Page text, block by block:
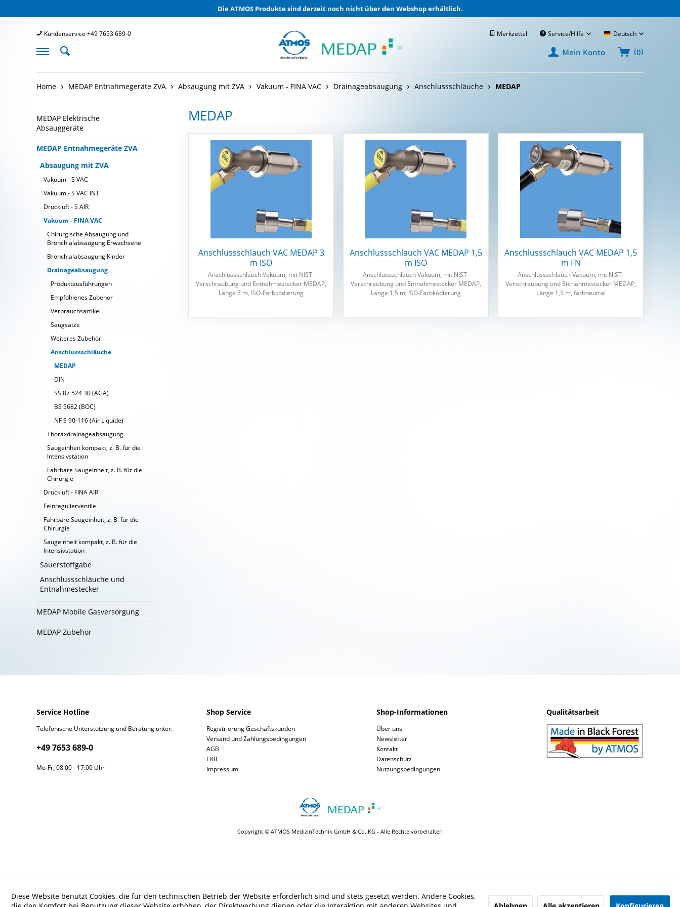
Die ATMOS Produkte sind derzeit noch nicht über den Webshop erhältlich.
Kundenservice +49 7653 689-0 Merkzettel Service/Hilfe Deutsch
Mein Konto (0)
Home MEDAP Entnahmegeräte ZVA Absaugung mit ZVA Vakuum - FINA VAC Drainageabsaugung Anschlussschläuche MEDAP
MEDAP Elektrische
Absauggeräte
MEDAP Entnahmegeräte ZVA
Absaugung mit ZVA
Vakuum - S VAC
Vakuum - S VAC INT
Druckluft - S AIR
Vakuum - FINA VAC
Chirurgische Absaugung und
Bronchialabsaugung Erwachsene
Bronchialabsaugung Kinder
Drainageabsaugung
Produktausführungen
Empfohlenes Zubehör
Verbrauchsartikel
Saugsätze
Weiteres Zubehör
Anschlussschläuche
MEDAP
DIN
SS 87 524 30 (AGA)
BS 5682 (BOC)
NF S 90-116 (Air Liquide)
Thoraxdrainageabsaugung
Saugeinheit kompakt, z. B. für die
Intensivstation
Fahrbare Saugeinheit, z. B. für die
Chirurgie
Druckluft - FINA AIR
Feinregulierventile
Fahrbare Saugeinheit, z. B. für die
Chirurgie
Saugeinheit kompakt, z. B. für die
Intensivstation
Sauerstoffgabe
Anschlussschläuche und
Entnahmestecker
MEDAP Mobile Gasversorgung
MEDAP Zubehör
MEDAP
Anschlussschlauch VAC MEDAP 3
m ISO
Anschlussschlauch Vakuum, mit NIST-
Verschraubung und Entnahmestecker MEDAP,
Länge 3 m, ISO-Farbkodierung
Anschlussschlauch VAC MEDAP 1,5
m ISO
Anschlussschlauch Vakuum, mit NIST-
Verschraubung und Entnahmestecker MEDAP,
Länge 1,5 m, ISO-Farbkodierung
Anschlussschlauch VAC MEDAP 1,5
m FN
Anschlussschlauch Vakuum, mit NIST-
Verschraubung und Entnahmestecker MEDAP,
Länge 1,5 m, farbneutral
Service Hotline
Telefonische Unterstützung und Beratung unter:
+49 7653 689-0
Mo-Fr, 08:00 - 17:00 Uhr
Shop Service
Registrierung Geschäftskunden
Versand und Zahlungsbedingungen
AGB
EKB
Impressum
Shop-Informationen
Über uns
Newsletter
Kontakt
Datenschutz
Nutzungsbedingungen
Qualitätsarbeit
Copyright © ATMOS MedizinTechnik GmbH & Co. KG - Alle Rechte vorbehalten
Diese Website benutzt Cookies, die für den technischen Betrieb der Website erforderlich sind und stets gesetzt werden. Andere Cookies,